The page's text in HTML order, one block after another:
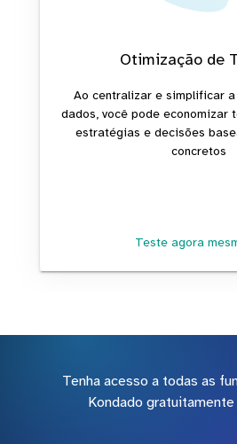
Otimização de
Ao centralizar e simplificar
dados, você pode economizar
estratégias e decisões
concretos
Teste agora
Tenha acesso a todas as
Kondado